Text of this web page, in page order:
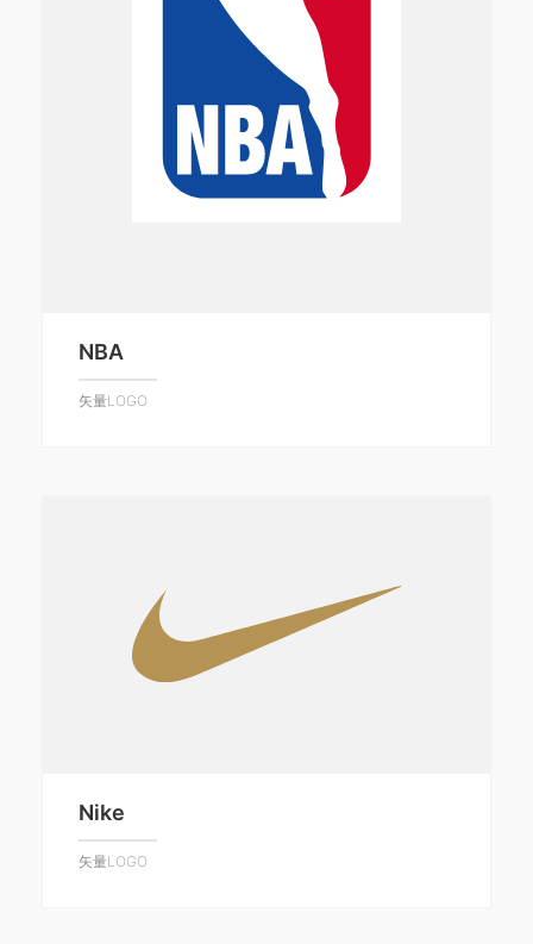
NBA
矢量LOGO
Nike
矢量LOGO